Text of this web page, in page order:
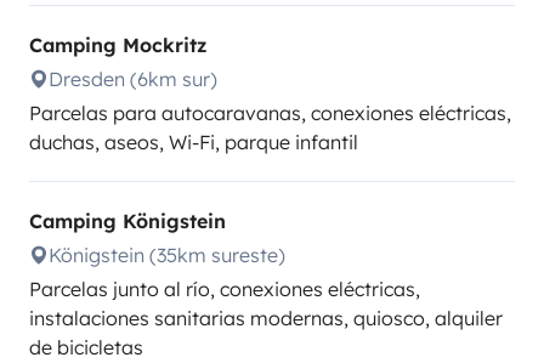
Camping Mockritz
Dresden (6km sur)
Parcelas para autocaravanas, conexiones eléctricas,
duchas, aseos, Wi-Fi, parque infantil
Camping Königstein
Königstein (35km sureste)
Parcelas junto al río, conexiones eléctricas,
instalaciones sanitarias modernas, quiosco, alquiler
de bicicletas